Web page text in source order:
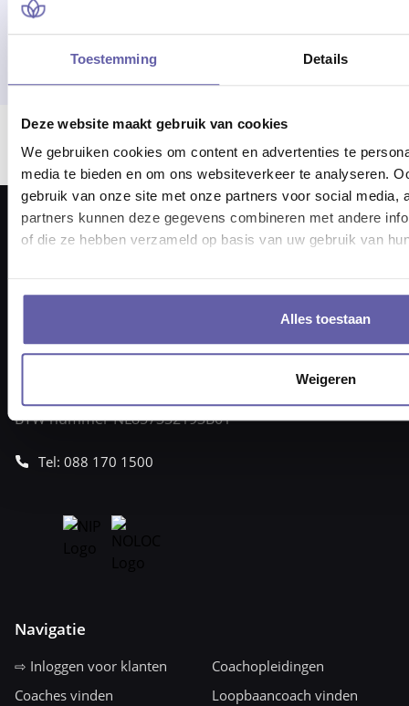
Toestemming Details
Deze website maakt gebruik van cookies
We gebruiken cookies om content en advertenties te
media te bieden en om ons websiteverkeer te analyseren.
gebruik van onze site met onze partners voor social media,
partners kunnen deze gegevens combineren met andere
of die ze hebben verzameld op basis van uw gebruik van
Alles toestaan
Weigeren
Er ging iets mis bij het laden van locaties.
vraag@gortcoaching.nl
BTW nummer NL857332193B01
Tel: 088 170 1500
Navigatie
⇨ Inloggen voor klanten
Coachopleidingen
Coaches vinden
Loopbaancoach vinden